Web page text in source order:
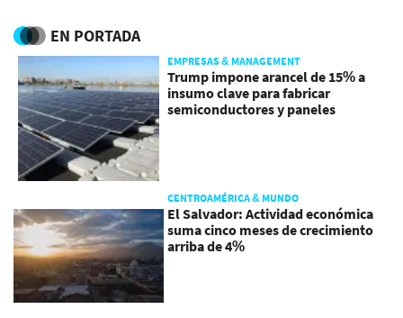
EN PORTADA
EMPRESAS & MANAGEMENT
Trump impone arancel de 15% a
insumo clave para fabricar
semiconductores y paneles
CENTROAMÉRICA & MUNDO
El Salvador: Actividad económica
suma cinco meses de crecimiento
arriba de 4%